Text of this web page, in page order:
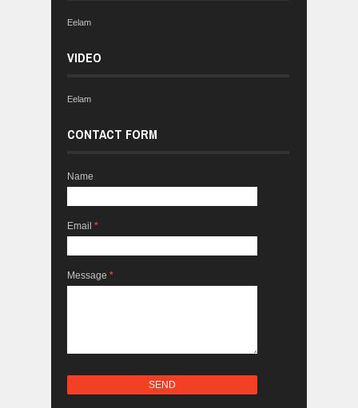
Eelam
VIDEO
Eelam
CONTACT FORM
Name
Email *
Message *